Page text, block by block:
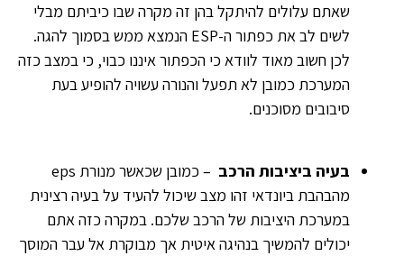
שאתם עלולים להיתקל בהן זה מקרה שבו כיביתם מבלי
לשים לב את כפתור ה-ESP הנמצא ממש בסמוך להגה.
לכן חשוב מאוד לוודא כי הכפתור איננו כבוי, כי במצב כזה
המערכת כמובן לא תפעל והנורה עשויה להופיע בעת
סיבובים מסוכנים.
בעיה ביציבות הרכב– כמובן שכאשר
מנורת eps
מהבהבת ביונדאיזהו מצב שיכול להעיד על בעיה רצינית
במערכת היציבות של הרכב שלכם. במקרה כזה אתם
יכולים להמשיך בנהיגה איטית אך מבוקרת אל עבר המוסך